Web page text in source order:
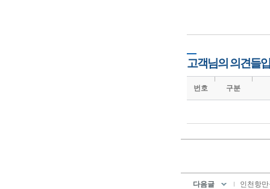
고객님의 의견들
번호 구분
다음글 인천항